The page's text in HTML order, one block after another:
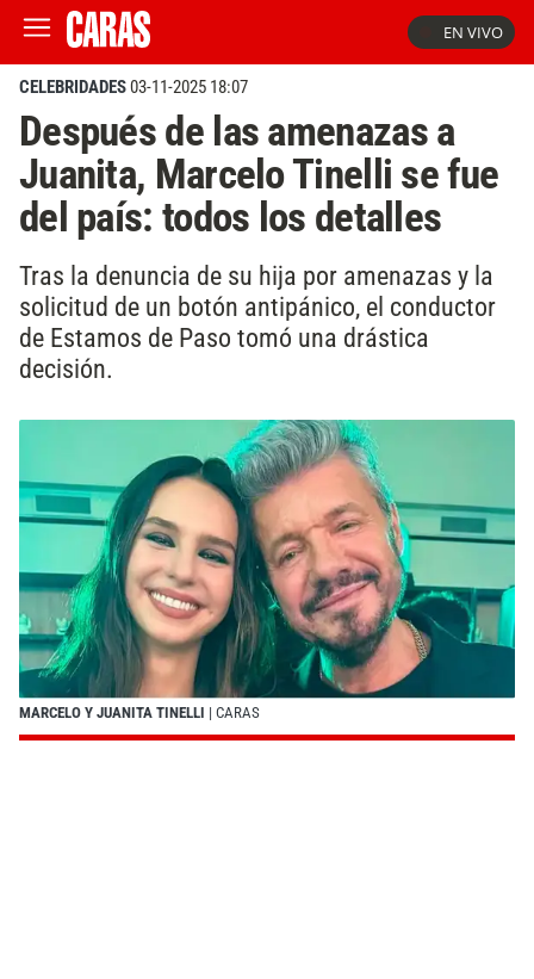
EN VIVO
CELEBRIDADES03-11-2025 18:07
Después de las amenazas a
Juanita, Marcelo Tinelli se fue
del país: todos los detalles
Tras la denuncia de su hija por amenazas y la
solicitud de un botón antipánico, el conductor
de Estamos de Paso tomó una drástica
decisión.
MARCELO Y JUANITA TINELLI | CARAS